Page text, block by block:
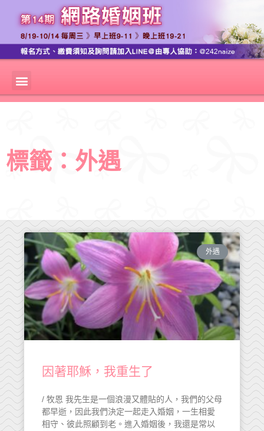
標籤：外遇
外遇
因著耶穌，我重生了
/ 牧恩 我先生是一個浪漫又體貼的人，我們的父母
都早逝，因此我們決定一起走入婚姻，一生相愛
相守、彼此照顧到老。進入婚姻後，我還是常以